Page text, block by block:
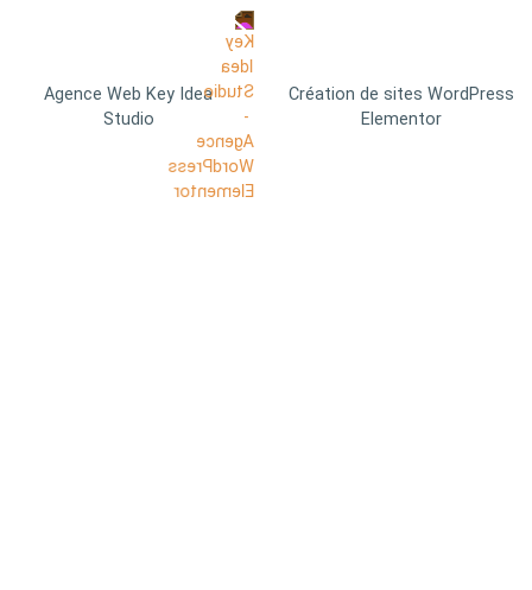
Agence Web Key Idea
Studio
Création de sites WordPress
Elementor